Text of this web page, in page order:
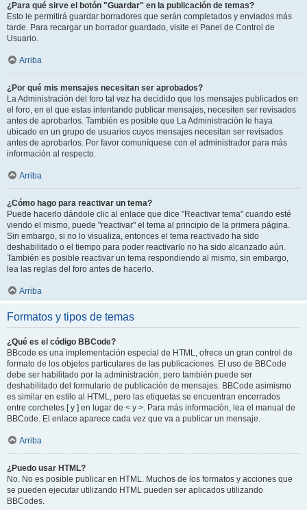
¿Para qué sirve el botón "Guardar" en la publicación de temas?
Esto le permitirá guardar borradores que serán completados y enviados más
tarde. Para recargar un borrador guardado, visite el Panel de Control de
Usuario.
Arriba
¿Por qué mis mensajes necesitan ser aprobados?
La Administración del foro tal vez ha decidido que los mensajes publicados en
el foro, en el que estas intentando publicar mensajes, necesiten ser revisados
antes de aprobarlos. También es posible que La Administración le haya
ubicado en un grupo de usuarios cuyos mensajes necesitan ser revisados
antes de aprobarlos. Por favor comuníquese con el administrador para más
información al respecto.
Arriba
¿Cómo hago para reactivar un tema?
Puede hacerlo dándole clic al enlace que dice "Reactivar tema" cuando esté
viendo el mismo, puede "reactivar" el tema al principio de la primera página.
Sin embargo, si no lo visualiza, entonces el tema reactivado ha sido
deshabilitado o el tiempo para poder reactivarlo no ha sido alcanzado aún.
También es posible reactivar un tema respondiendo al mismo, sin embargo,
lea las reglas del foro antes de hacerlo.
Arriba
Formatos y tipos de temas
¿Qué es el código BBCode?
BBcode es una implementación especial de HTML, ofrece un gran control de
formato de los objetos particulares de las publicaciones. El uso de BBCode
debe ser habilitado por la administración, pero también puede ser
deshabilitado del formulario de publicación de mensajes. BBCode asimismo
es similar en estilo al HTML, pero las etiquetas se encuentran encerrados
entre corchetes [ y ] en lugar de < y >. Para más información, lea el manual de
BBCode. El enlace aparece cada vez que va a publicar un mensaje.
Arriba
¿Puedo usar HTML?
No. No es posible publicar en HTML. Muchos de los formatos y acciones que
se pueden ejecutar utilizando HTML pueden ser aplicados utilizando
BBCodes.